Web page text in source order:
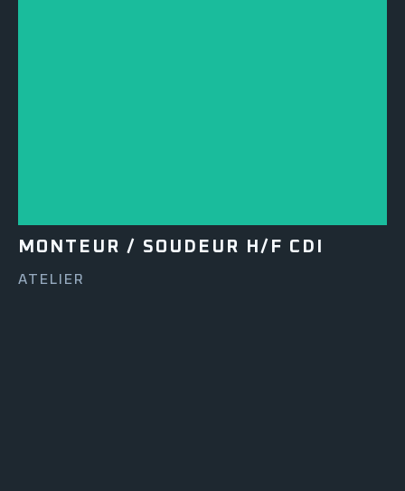
MONTEUR / SOUDEUR H/F CDI
ATELIER